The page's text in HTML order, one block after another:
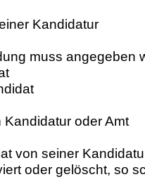
Kandidatur
muss angegeben
Kandidatur oder Amt
von seiner
oder gelöscht, so